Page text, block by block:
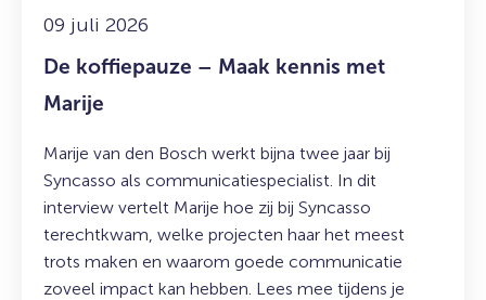
09 juli 2026
De koffiepauze – Maak kennis met
Marije
Marije van den Bosch werkt bijna twee jaar bij
Syncasso als communicatiespecialist. In dit
interview vertelt Marije hoe zij bij Syncasso
terechtkwam, welke projecten haar het meest
trots maken en waarom goede communicatie
zoveel impact kan hebben. Lees mee tijdens je